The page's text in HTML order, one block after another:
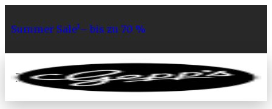
Summer Sale¹– bis zu 70 %
0